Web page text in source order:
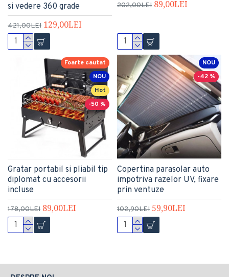
si vedere 360 grade
421,00LEI 129,00LEI
202,00LEI 89,00LEI
NOU
Hot
Foarte cautat
-50 %
Gratar portabil si pliabil tip
diplomat cu accesorii
incluse
178,00LEI 89,00LEI
NOU
-42 %
Copertina parasolar auto
impotriva razelor UV, fixare
prin ventuze
102,90LEI 59,90LEI